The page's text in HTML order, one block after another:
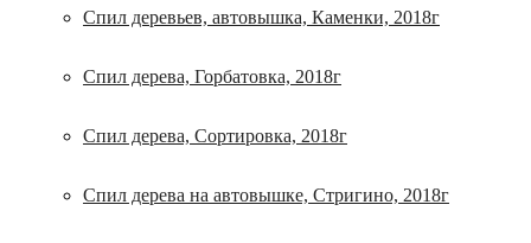
Спил деревьев, автовышка, Каменки, 2018г
Спил дерева, Горбатовка, 2018г
Спил дерева, Сортировка, 2018г
Спил дерева на автовышке, Стригино, 2018г